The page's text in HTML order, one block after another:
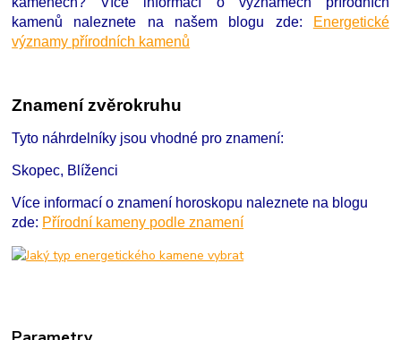
kamenů naleznete na našem blogu zde:
Energetické
významy přírodních kamenů
Znamení zvěrokruhu
Tyto náhrdelníky jsou vhodné pro znamení:
Skopec, Blíženci
Více informací o znamení horoskopu naleznete na blogu
zde: Přírodní kameny podle znamení